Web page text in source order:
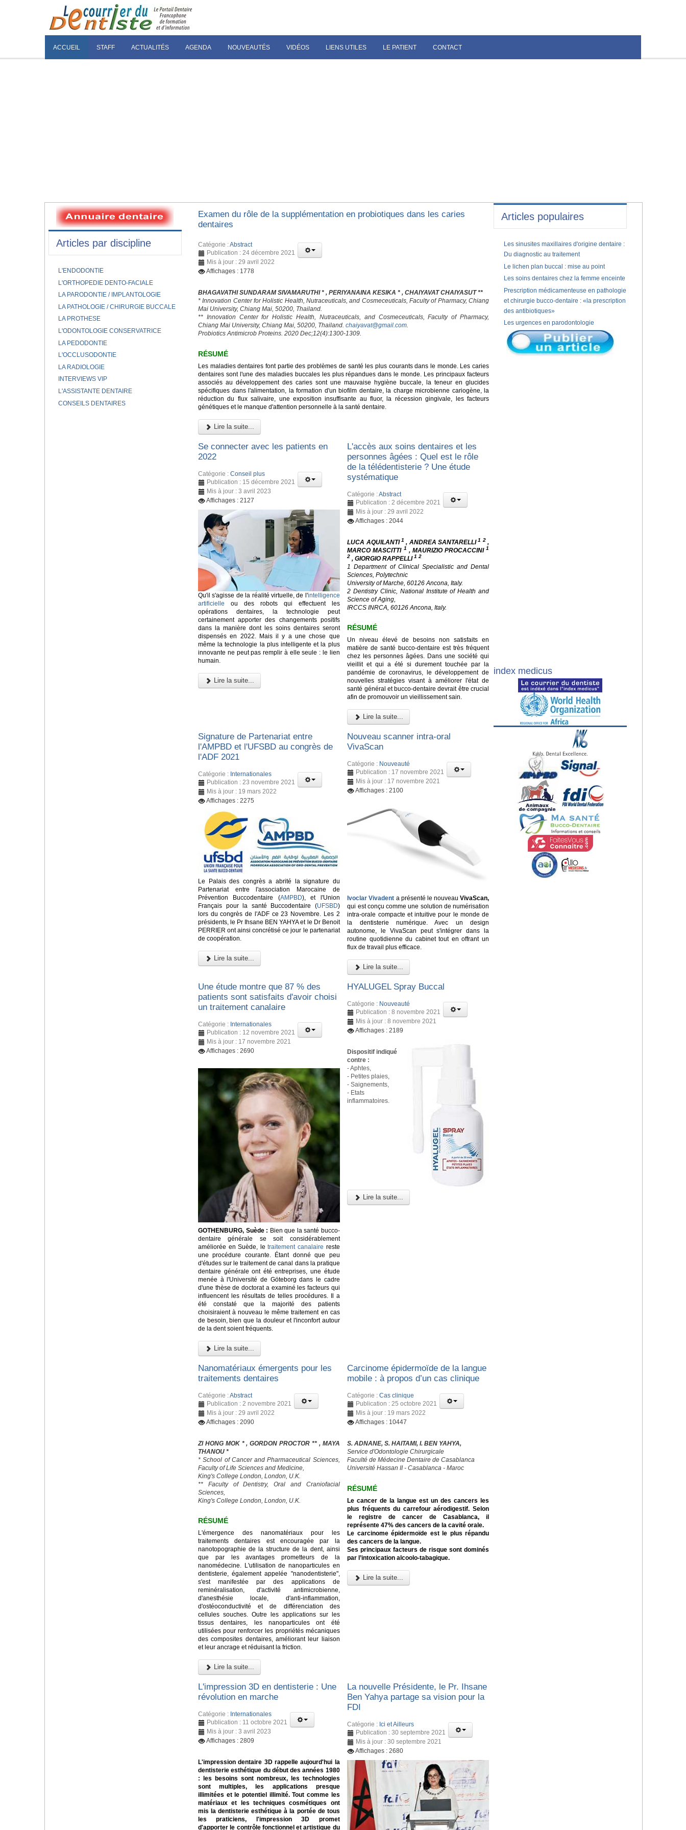
ACCUEIL STAFF ACTUALITÉS AGENDA NOUVEAUTÉS VIDÉOS LIENS UTILES LE PATIENT CONTACT
Examen du rôle de la supplémentation en probiotiques dans les caries
dentaires
Catégorie :Abstract
Publication : 24 décembre 2021
Mis à jour : 29 avril 2022
Affichages : 1778
BHAGAVATHI SUNDARAM SIVAMARUTHI * , PERIYANAINA KESIKA * , CHAIYAVAT CHAIYASUT **
* Innovation Center for Holistic Health, Nutraceuticals, and Cosmeceuticals, Faculty of Pharmacy, Chiang
Mai University, Chiang Mai, 50200, Thailand.
** Innovation Center for Holistic Health, Nutraceuticals, and Cosmeceuticals, Faculty of Pharmacy,
Chiang Mai University, Chiang Mai, 50200, Thailand. chaiyavat@gmail.com
Probiotics Antimicrob Proteins. 2020 Dec;12(4):1300-1309.
RÉSUMÉ
Les maladies dentaires font partie des problèmes de santé les plus courants dans le monde. Les caries
dentaires sont l'une des maladies buccales les plus répandues dans le monde. Les principaux facteurs
associés au développement des caries sont une mauvaise hygiène buccale, la teneur en glucides
spécifiques dans l'alimentation, la formation d'un biofilm dentaire, la charge microbienne cariogène, la
réduction du flux salivaire, une exposition insuffisante au fluor, la récession gingivale, les facteurs
génétiques et le manque d'attention personnelle à la santé dentaire.
Lire la suite...
Se connecter avec les patients en
2022
Catégorie : Conseil plus
Publication : 15 décembre 2021
Mis à jour : 3 avril 2023
Affichages : 2127
Qu'il s'agisse de la réalité virtuelle, de l'intelligence
artificielle ou des robots qui effectuent les
opérations dentaires, la technologie peut
certainement apporter des changements positifs
dans la manière dont les soins dentaires seront
dispensés en 2022. Mais il y a une chose que
même la technologie la plus intelligente et la plus
innovante ne peut pas remplir à elle seule : le lien
humain.
Lire la suite...
L'accès aux soins dentaires et les
personnes âgées : Quel est le rôle
de la télédentisterie ? Une étude
systématique
Catégorie :Abstract
Publication : 2 décembre 2021
Mis à jour : 29 avril 2022
Affichages : 2044
LUCA AQUILANTI 1 , ANDREA SANTARELLI1 2 ,
MARCO MASCITTI 1 , MAURIZIO PROCACCINI 1
2 , GIORGIO RAPPELLI1 2
1 Department of Clinical Specialistic and Dental
Sciences, Polytechnic
University of Marche, 60126 Ancona, Italy.
2 Dentistry Clinic, National Institute of Health and
Science of Aging,
IRCCS INRCA, 60126 Ancona, Italy.
RÉSUMÉ
Un niveau élevé de besoins non satisfaits en
matière de santé bucco-dentaire est très fréquent
chez les personnes âgées. Dans une société qui
vieillit et qui a été si durement touchée par la
pandémie de coronavirus, le développement de
nouvelles stratégies visant à améliorer l'état de
santé général et bucco-dentaire devrait être crucial
afin de promouvoir un vieillissement sain.
Lire la suite...
Signature de Partenariat entre
l'AMPBD et l'UFSBD au congrès de
l'ADF 2021
Catégorie : Internationales
Publication : 23 novembre 2021
Mis à jour : 19 mars 2022
Affichages : 2275
Le Palais des congrès a abrité la signature du
Partenariat entre l'association Marocaine de
Prévention Buccodentaire (AMPBD), et l'Union
Français pour la santé Buccodentaire (UFSBD)
lors du congrès de l'ADF ce 23 Novembre. Les 2
présidents, le Pr Ihsane BEN YAHYA et le Dr Benoit
PERRIER ont ainsi concrétisé ce jour le partenariat
de coopération.
Lire la suite...
Nouveau scanner intra-oral
VivaScan
Catégorie : Nouveauté
Publication : 17 novembre 2021
Mis à jour : 17 novembre 2021
Affichages : 2100
Ivoclar Vivadent a présenté le nouveau VivaScan,
qui est conçu comme une solution de numérisation
intra-orale compacte et intuitive pour le monde de
la dentisterie numérique. Avec un design
autonome, le VivaScan peut s'intégrer dans la
routine quotidienne du cabinet tout en offrant un
flux de travail plus efficace.
Lire la suite...
Une étude montre que 87 % des
patients sont satisfaits d'avoir choisi
un traitement canalaire
Catégorie : Internationales
Publication : 12 novembre 2021
Mis à jour : 17 novembre 2021
Affichages : 2690
GOTHENBURG, Suède : Bien que la santé bucco-
dentaire générale se soit considérablement
améliorée en Suède, letraitement canalaire reste
une procédure courante. Étant donné que peu
d'études sur le traitement de canal dans la pratique
dentaire générale ont été entreprises, une étude
menée à l'Université de Göteborg dans le cadre
d'une thèse de doctorat a examiné les facteurs qui
influencent les résultats de telles procédures. Il a
été constaté que la majorité des patients
choisiraient à nouveau le même traitement en cas
de besoin, bien que la douleur et l'inconfort autour
de la dent soient fréquents.
Lire la suite...
HYALUGEL Spray Buccal
Catégorie : Nouveauté
Publication : 8 novembre 2021
Mis à jour : 8 novembre 2021
Affichages : 2189
Dispositif indiqué
contre :
- Aphtes,
- Petites plaies,
- Saignements,
- Etats
inflammatoires.
Lire la suite...
Nanomatériaux émergents pour les
traitements dentaires
Catégorie :Abstract
Publication : 2 novembre 2021
Mis à jour : 29 avril 2022
Affichages : 2090
ZI HONG MOK * , GORDON PROCTOR ** , MAYA
THANOU *
* School of Cancer and Pharmaceutical Sciences,
Faculty of Life Sciences and Medicine,
King's College London, London, U.K.
** Faculty of Dentistry, Oral and Craniofacial
Sciences,
King's College London, London, U.K.
RÉSUMÉ
L'émergence des nanomatériaux pour les
traitements dentaires est encouragée par la
nanotopographie de la structure de la dent, ainsi
que par les avantages prometteurs de la
nanomédecine. L'utilisation de nanoparticules en
dentisterie, également appelée "nanodentisterie",
s'est manifestée par des applications de
reminéralisation, d'activité antimicrobienne,
d'anesthésie locale, d'anti-inflammation,
d'ostéoconductivité et de différenciation des
cellules souches. Outre les applications sur les
tissus dentaires, les nanoparticules ont été
utilisées pour renforcer les propriétés mécaniques
des composites dentaires, améliorant leur liaison
et leur ancrage et réduisant la friction.
Lire la suite...
Carcinome épidermoïde de la langue
mobile : à propos d’un cas clinique
Catégorie :Cas clinique
Publication : 25 octobre 2021
Mis à jour : 19 mars 2022
Affichages : 10447
S. ADNANE, S. HAITAMI, I. BEN YAHYA,
Service d'Odontologie Chirurgicale
Faculté de Médecine Dentaire de Casablanca
Université Hassan II - Casablanca - Maroc
RÉSUMÉ
Le cancer de la langue est un des cancers les
plus fréquents du carrefour aérodigestif. Selon
le registre de cancer de Casablanca, il
représente 47% des cancers de la cavité orale.
Le carcinome épidermoïde est le plus répandu
des cancers de la langue.
Ses principaux facteurs de risque sont dominés
par l’intoxication alcoolo-tabagique.
Lire la suite...
L'impression 3D en dentisterie : Une
révolution en marche
Catégorie : Internationales
Publication : 11 octobre 2021
Mis à jour : 3 avril 2023
Affichages : 2809
L'impression dentaire 3D rappelle aujourd'hui la
dentisterie esthétique du début des années 1980
: les besoins sont nombreux, les technologies
sont multiples, les applications presque
illimitées et le potentiel illimité. Tout comme les
matériaux et les techniques cosmétiques ont
mis la dentisterie esthétique à la portée de tous
les praticiens, l'impression 3D promet
d'apporter le contrôle fonctionnel et artistique du
La nouvelle Présidente, le Pr. Ihsane
Ben Yahya partage sa vision pour la
FDI
Catégorie : Ici et Ailleurs
Publication : 30 septembre 2021
Mis à jour : 30 septembre 2021
Affichages : 2680
Articles par discipline
L'ENDODONTIE
L'ORTHOPEDIE DENTO-FACIALE
LA PARODONTIE / IMPLANTOLOGIE
LA PATHOLOGIE / CHIRURGIE BUCCALE
LA PROTHESE
L'ODONTOLOGIE CONSERVATRICE
LA PEDODONTIE
L'OCCLUSODONTIE
LA RADIOLOGIE
INTERVIEWS VIP
L'ASSISTANTE DENTAIRE
CONSEILS DENTAIRES
Articles populaires
Les sinusites maxillaires d'origine dentaire :
Du diagnostic au traitement
Le lichen plan buccal : mise au point
Les soins dentaires chez la femme enceinte
Prescription médicamenteuse en pathologie
et chirurgie bucco-dentaire : «la prescription
des antibiotiques»
Les urgences en parodontologie
index medicus